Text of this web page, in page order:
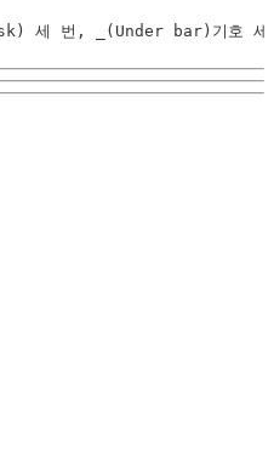
세 번, _(Under bar)기호 세